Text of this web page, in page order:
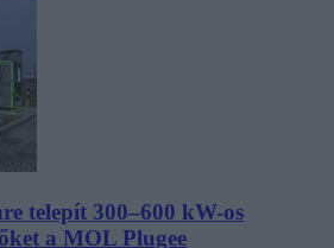
telepít 300–600 kW-os
a MOL Plugee